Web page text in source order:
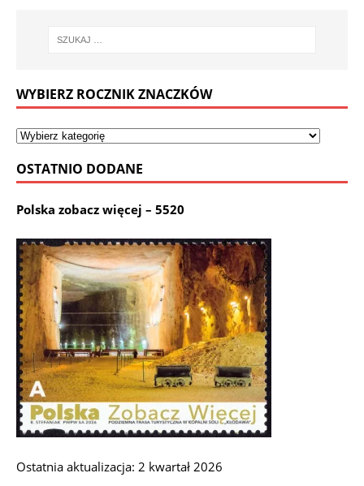
WYBIERZ ROCZNIK ZNACZKÓW
OSTATNIO DODANE
Polska zobacz więcej – 5520
Ostatnia aktualizacja: 2 kwartał 2026